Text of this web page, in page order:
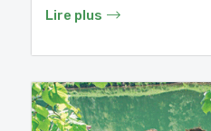
Lire plus